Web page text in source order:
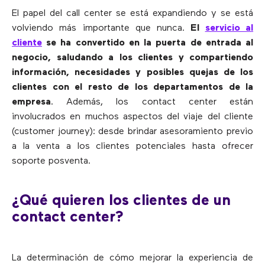
El papel del call center se está expandiendo y se está
volviendo más importante que nunca.
El servicio al
cliente se ha convertido en la puerta de entrada al
negocio, saludando a los clientes y compartiendo
información, necesidades y posibles quejas de los
clientes con el resto de los departamentos de la
empresa. Además, los contact center están
involucrados en muchos aspectos del viaje del cliente
(customer journey): desde brindar asesoramiento previo
a la venta a los clientes potenciales hasta ofrecer
soporte posventa.
¿Qué quieren los clientes de un
contact center?
La determinación de cómo mejorar la experiencia de